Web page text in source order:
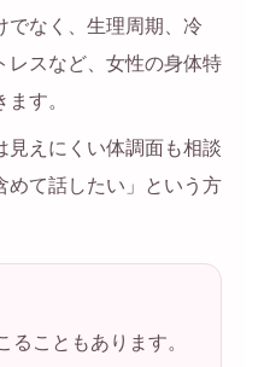
でなく、生理周期、冷
レスなど、女性の身体特
す。
見えにくい体調面も相談
めて話したい」という方
ることもあります。